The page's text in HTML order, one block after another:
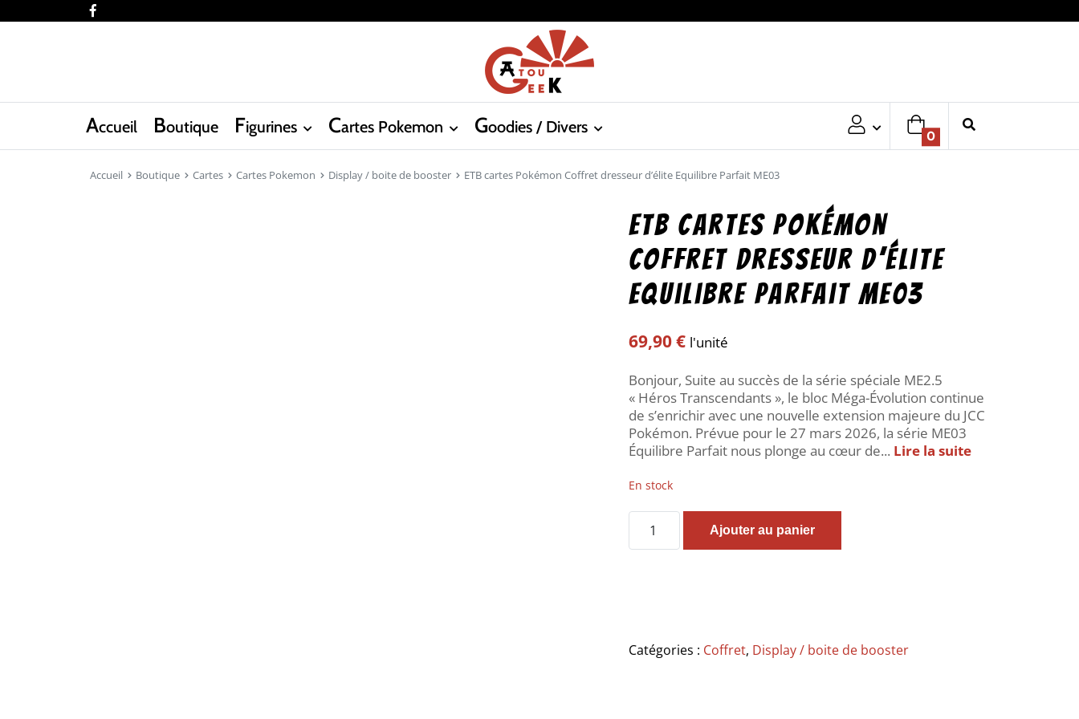
facebook
Accueil Boutique Figurines Cartes Pokemon Goodies / Divers
0
Accueil Boutique Cartes Cartes Pokemon Display / boite de booster ETB cartes Pokémon Coffret dresseur d’élite Equilibre Parfait ME03
ETB cartes Pokémon
Coffret dresseur d’élite
Equilibre Parfait ME03
69,90€ l'unité
Bonjour, Suite au succès de la série spéciale ME2.5
« Héros Transcendants », le bloc Méga-Évolution continue
de s’enrichir avec une nouvelle extension majeure du JCC
Pokémon. Prévue pour le 27 mars 2026, la série ME03
Équilibre Parfait nous plonge au cœur de... Lire la suite
En stock
ETB
Equilibre
Ajouter au panier
Catégories : Coffret, Display / boite de booster